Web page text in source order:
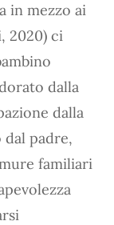
in mezzo ai
2020) ci
dalla
dalla
dal padre,
familiari